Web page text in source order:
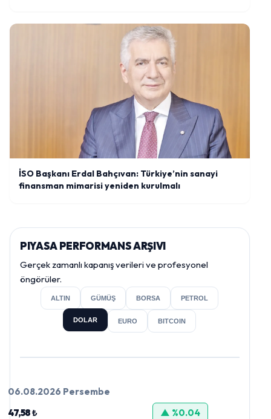
İSO Başkanı Erdal Bahçıvan: Türkiye’nin sanayi
finansman mimarisi yeniden kurulmalı
PIYASA PERFORMANS ARŞIVI
Gerçek zamanlı kapanış verileri ve profesyonel
öngörüler.
ALTIN GÜMÜŞ BORSA PETROL
DOLAR EURO BITCOIN
06.08.2026 Persembe
47,58 ₺
▲ %0.04